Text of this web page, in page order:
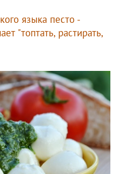
языка песто -
"топтать, растирать,